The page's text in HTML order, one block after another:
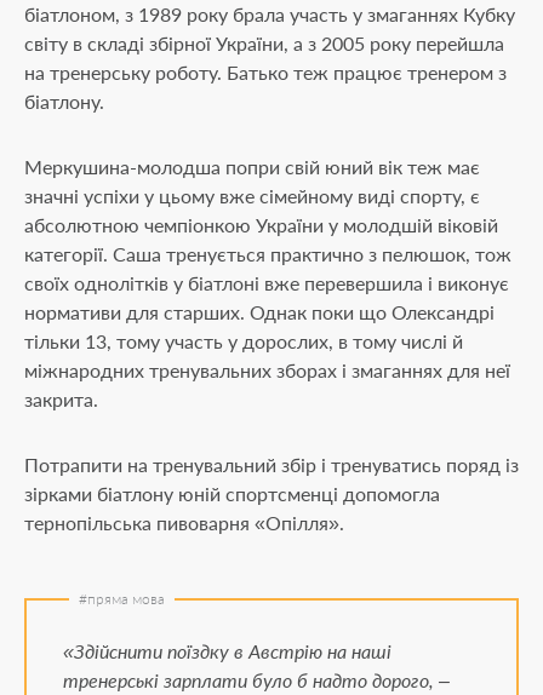
біатлоном, з 1989 року брала участь у змаганнях Кубку
світу в складі збірної України, а з 2005 року перейшла
на тренерську роботу. Батько теж працює тренером з
біатлону.
Меркушина-молодша попри свій юний вік теж має
значні успіхи у цьому вже сімейному виді спорту, є
абсолютною чемпіонкою України у молодшій віковій
категорії. Саша тренується практично з пелюшок, тож
своїх однолітків у біатлоні вже перевершила і виконує
нормативи для старших. Однак поки що Олександрі
тільки 13, тому участь у дорослих, в тому числі й
міжнародних тренувальних зборах і змаганнях для неї
закрита.
Потрапити на тренувальний збір і тренуватись поряд із
зірками біатлону юній спортсменці допомогла
тернопільська пивоварня «Опілля».
«Здійснити поїздку в Австрію на наші
тренерські зарплати було б надто дорого, –
18+
Вам вже виповнилось18 років?
Так
Ні